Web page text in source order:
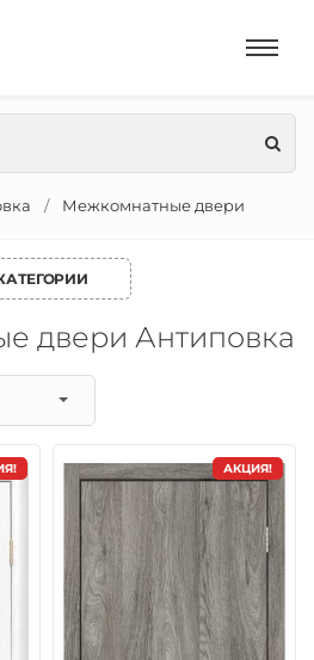
Межкомнатные двери
двери Антиповка
АКЦИЯ!